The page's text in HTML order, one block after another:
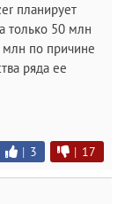
планирует
только 50 млн
по причине
ряда ее
| 3 | 17